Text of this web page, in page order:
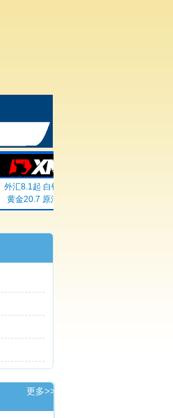
外汇8.1起 白银72
黄金20.7 原油无
更多>>